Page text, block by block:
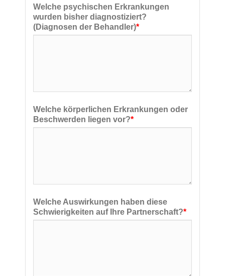
Welche psychischen Erkrankungen
wurden bisher diagnostiziert?
(Diagnosen der Behandler)*
Welche körperlichen Erkrankungen oder
Beschwerden liegen vor?*
Welche Auswirkungen haben diese
Schwierigkeiten auf Ihre Partnerschaft?*